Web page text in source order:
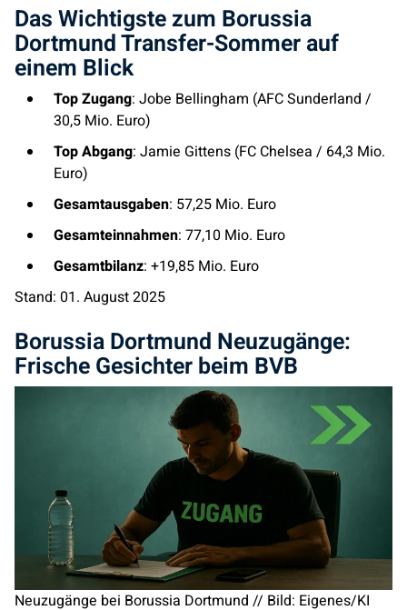
Das Wichtigste zum Borussia
Dortmund Transfer-Sommer auf
einem Blick
Top Zugang: Jobe Bellingham (AFC Sunderland /
30,5 Mio. Euro)
Top Abgang: Jamie Gittens (FC Chelsea / 64,3 Mio.
Euro)
Gesamtausgaben: 57,25 Mio. Euro
Gesamteinnahmen: 77,10 Mio. Euro
Gesamtbilanz: +19,85 Mio. Euro
Stand: 01. August 2025
Borussia Dortmund Neuzugänge:
Frische Gesichter beim BVB
Neuzugänge bei Borussia Dortmund // Bild: Eigenes/KI